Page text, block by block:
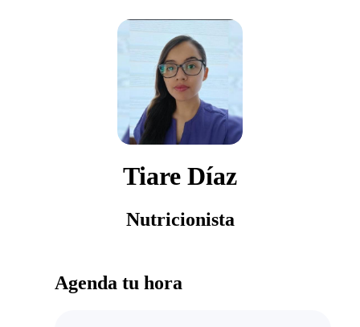
Tiare Díaz
Nutricionista
Agenda tu hora